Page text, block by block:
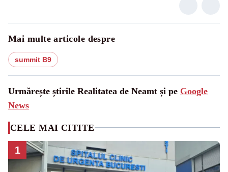
Mai multe articole despre
summit B9
Urmărește știrile Realitatea de Neamt și pe Google
News
CELE MAI CITITE
1